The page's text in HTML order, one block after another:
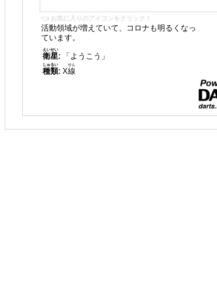
👈 お気に入りのアイコンをクリック！
活動領域が増えていて、コロナも明るくなっ
ています。
衛星
えいせい
:
「ようこう」
種類
しゅるい
: X線
せん